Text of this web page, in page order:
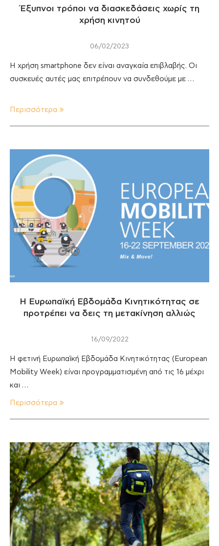
Έξυπνοι τρόποι να διασκεδάσεις χωρίς τη
χρήση κινητού
06/02/2023
Η χρήση smartphone δεν είναι αναγκαία επιβλαβής. Οι
συσκευές αυτές μας επιτρέπουν να συνδεθούμε με …
Περισσότερα
Η Ευρωπαϊκή Εβδομάδα Κινητικότητας σε
προτρέπει να δεις τη μετακίνηση αλλιώς
16/09/2022
Η φετινή Ευρωπαϊκή Εβδομάδα Κινητικότητας (European
Mobility Week) είναι προγραμματισμένη από τις 16 μέχρι
και …
Περισσότερα